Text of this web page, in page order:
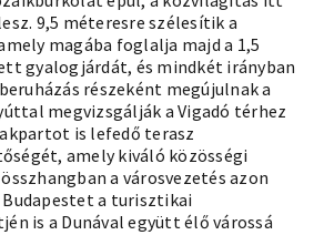
9,5 méteresre szélesítik a
magába foglalja majd a 1,5
gyalogjárdát, és mindkét irányban
részeként megújulnak a
megvizsgálják a Vigadó térhez
is lefedő terasz
amely kiváló közösségi
a városvezetés azon
a turisztikai
is a Dunával együtt élő várossá